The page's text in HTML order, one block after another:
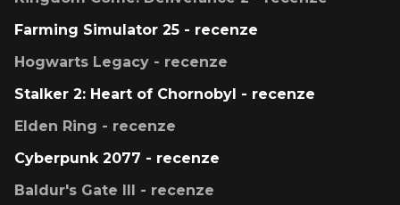
Farming Simulator 25 - recenze
Hogwarts Legacy - recenze
Stalker 2: Heart of Chornobyl - recenze
Elden Ring - recenze
Cyberpunk 2077 - recenze
Baldur's Gate III - recenze